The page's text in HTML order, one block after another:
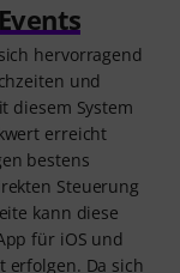
hervorragend
und
diesem System
erreicht
bestens
Steuerung
kann diese
für iOS und
erfolgen. Da sich